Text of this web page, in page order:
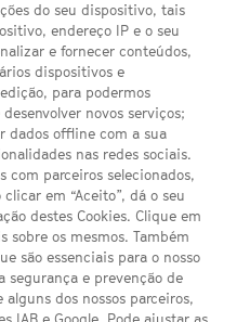
YOUTUBEINSTAGRAM
do seu dispositivo, tais
endereço IP e o seu
e fornecer conteúdos,
dispositivos e
para podermos
novos serviços;
dados offline com a sua
nas redes sociais.
com parceiros selecionados,
em “Aceito”, dá o seu
destes Cookies. Clique em
sobre os mesmos. Também
são essenciais para o nosso
segurança e prevenção de
dos nossos parceiros,